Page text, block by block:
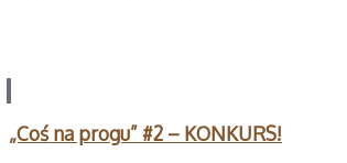
„Coś na progu” #2 – KONKURS!